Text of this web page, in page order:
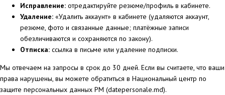
Исправление: отредактируйте резюме/профиль в кабинете.
Удаление: «Удалить аккаунт» в кабинете (удаляются аккаунт,
резюме, фото и связанные данные; платёжные записи
обезличиваются и сохраняются по закону).
Отписка: ссылка в письме или удаление подписки.
Мы отвечаем на запросы в срок до 30 дней. Если вы считаете, что ваши
права нарушены, вы можете обратиться в Национальный центр по
защите персональных данных РМ (datepersonale.md).